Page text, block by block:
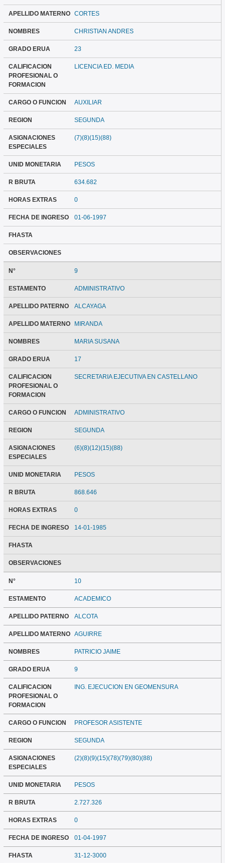
APELLIDO MATERNO CORTES
NOMBRES CHRISTIAN ANDRES
GRADO ERUA 23
CALIFICACION
PROFESIONAL O
FORMACION
LICENCIA ED. MEDIA
CARGO O FUNCION AUXILIAR
REGION SEGUNDA
ASIGNACIONES
ESPECIALES
(7)(8)(15)(88)
UNID MONETARIA PESOS
R BRUTA 634.682
HORAS EXTRAS 0
FECHA DE INGRESO 01-06-1997
FHASTA
OBSERVACIONES
N° 9
ESTAMENTO ADMINISTRATIVO
APELLIDO PATERNO ALCAYAGA
APELLIDO MATERNO MIRANDA
NOMBRES MARIA SUSANA
GRADO ERUA 17
CALIFICACION
PROFESIONAL O
FORMACION
SECRETARIA EJECUTIVA EN CASTELLANO
CARGO O FUNCION ADMINISTRATIVO
REGION SEGUNDA
ASIGNACIONES
ESPECIALES
(6)(8)(12)(15)(88)
UNID MONETARIA PESOS
R BRUTA 868.646
HORAS EXTRAS 0
FECHA DE INGRESO 14-01-1985
FHASTA
OBSERVACIONES
N° 10
ESTAMENTO ACADEMICO
APELLIDO PATERNO ALCOTA
APELLIDO MATERNO AGUIRRE
NOMBRES PATRICIO JAIME
GRADO ERUA 9
CALIFICACION
PROFESIONAL O
FORMACION
ING. EJECUCION EN GEOMENSURA
CARGO O FUNCION PROFESOR ASISTENTE
REGION SEGUNDA
ASIGNACIONES
ESPECIALES
(2)(8)(9)(15)(78)(79)(80)(88)
UNID MONETARIA PESOS
R BRUTA 2.727.326
HORAS EXTRAS 0
FECHA DE INGRESO 01-04-1997
FHASTA 31-12-3000